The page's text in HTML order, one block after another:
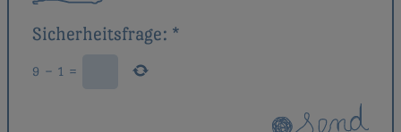
Sicherheitsfrage: *
9 − 1 =